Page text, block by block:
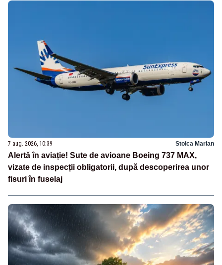
7 aug. 2026, 10:39 Stoica Marian
Alertă în aviație! Sute de avioane Boeing 737 MAX,
vizate de inspecții obligatorii, după descoperirea unor
fisuri în fuselaj